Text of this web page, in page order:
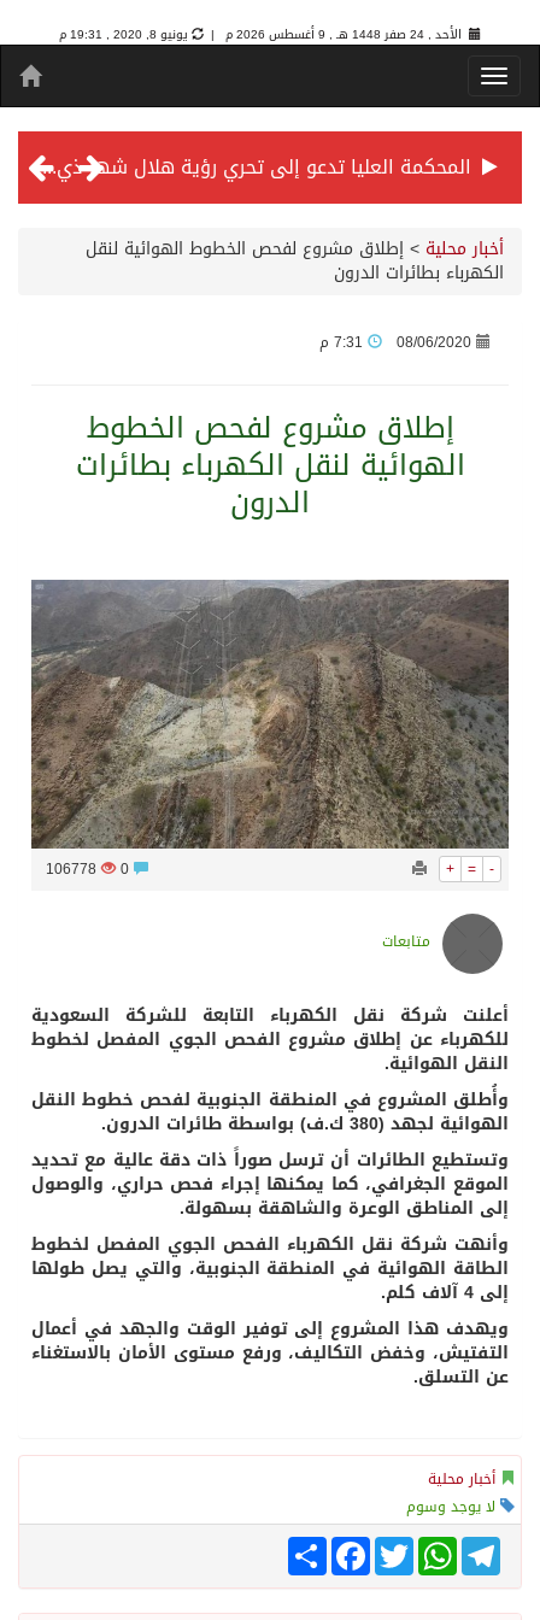
الأحد , 24 صفر 1448 هـ , 9 أغسطس 2026 م | يونيو 8, 2020 , 19:31 م
المحكمة العليا تدعو إلى تحري رؤية هلال شهر ذي الحجة مساء يوم الأحد الثلاثين من شهر ذي القعدة -حسب تقويم أم القرى- التاسع والعشرين حسب قرار المحكمة العليا
سمو ولي العهد يرأس جلسة مجلس الوزراء في جدة
سراة عبيدة ضمن المراكز الأفضل إعلاميا في أجاويد عسير والثاني في مسار الثقافة والتراث
وزارة الحج والعمرة تعلن بدء وصول ضيوف الرحمن إلى المملكة لأداء فريضة الحج
المملكة تؤكد أهمية استمرارية العمليات التشغيلية البحرية وضمان حماية إمدادات الطاقة وسلاسل الإمداد
المحكمة العليا غدٍ الخميس هو المكمل لشهر رمضان
أخبار محلية > إطلاق مشروع لفحص الخطوط الهوائية لنقل
الكهرباء بطائرات الدرون
08/06/2020
إطلاق مشروع لفحص الخطوط
الهوائية لنقل الكهرباء بطائرات
الدرون
+ = -
106778
متابعات
أعلنت شركة نقل الكهرباء التابعة للشركة السعودية
للكهرباء عن إطلاق مشروع الفحص الجوي المفصل لخطوط
النقل الهوائية.
وأُطلق المشروع في المنطقة الجنوبية لفحص خطوط النقل
الهوائية لجهد (380 ك.ف) بواسطة طائرات الدرون.
وتستطيع الطائرات أن ترسل صوراً ذات دقة عالية مع تحديد
الموقع الجغرافي، كما يمكنها إجراء فحص حراري، والوصول
إلى المناطق الوعرة والشاهقة بسهولة.
وأنهت شركة نقل الكهرباء الفحص الجوي المفصل لخطوط
الطاقة الهوائية في المنطقة الجنوبية، والتي يصل طولها
إلى 4 آلاف كلم.
ويهدف هذا المشروع إلى توفير الوقت والجهد في أعمال
التفتيش، وخفض التكاليف، ورفع مستوى الأمان بالاستغناء
عن التسلق.
أخبار محلية
لا يوجد وسوم
انشر
FacebookTwitter
WhatsAppTelegram